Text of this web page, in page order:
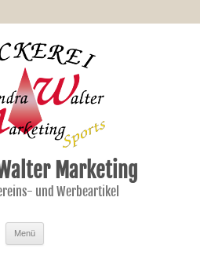
Marketing
und Werbeartikel
Menü